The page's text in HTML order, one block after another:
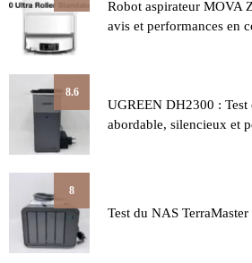
Robot aspirateur MOVA
avis et performances en
8.6
UGREEN DH2300 :
abordable, silencieux et
8
Test du NAS TerraMaster